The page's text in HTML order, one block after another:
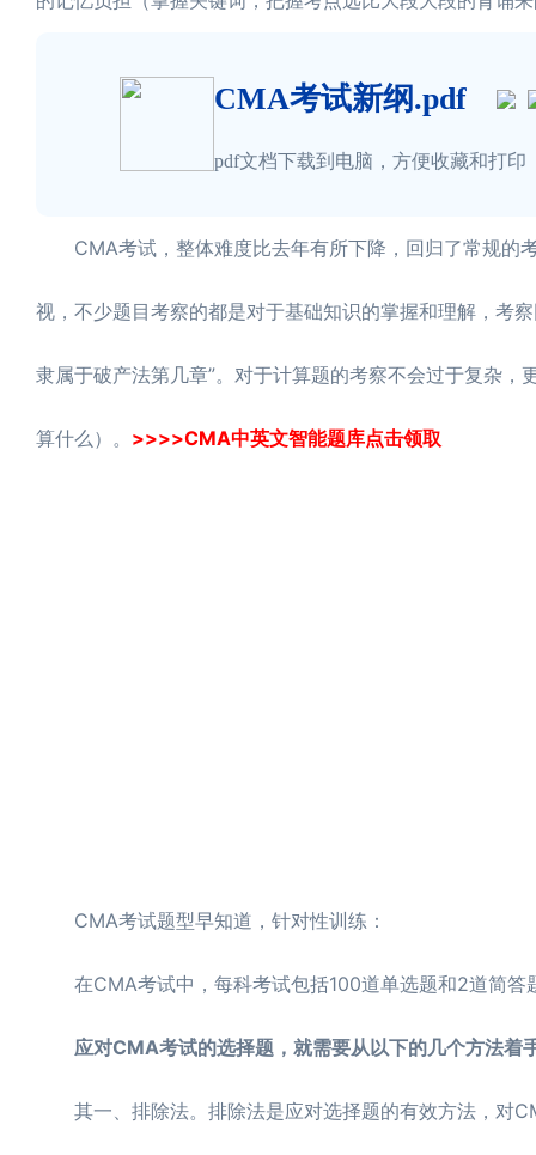
CMA考试新纲.pdf
pdf文档下载到电脑，方便收藏和打印
CMA考试，整体难度比去年有所下降，回归了常规的
视，不少题目考察的都是对于基础知识的掌握和理解，考
隶属于破产法第几章”。对于计算题的考察不会过于复杂
算什么）。 >>>>CMA中英文智能题库点击领取
CMA考试题型早知道，针对性训练：
在CMA考试中，每科考试包括100道单选题和2道简答
应对CMA考试的选择题，就需要从以下的几个方法着
其一、排除法。排除法是应对选择题的有效方法，对